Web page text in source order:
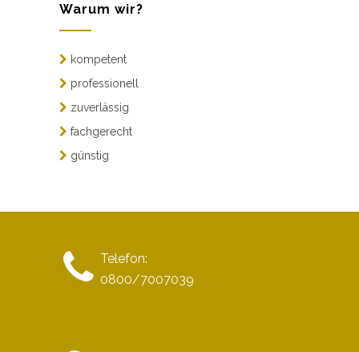
Warum wir?
kompetent
professionell
zuverlässig
fachgerecht
günstig
Telefon:
0800/7007039